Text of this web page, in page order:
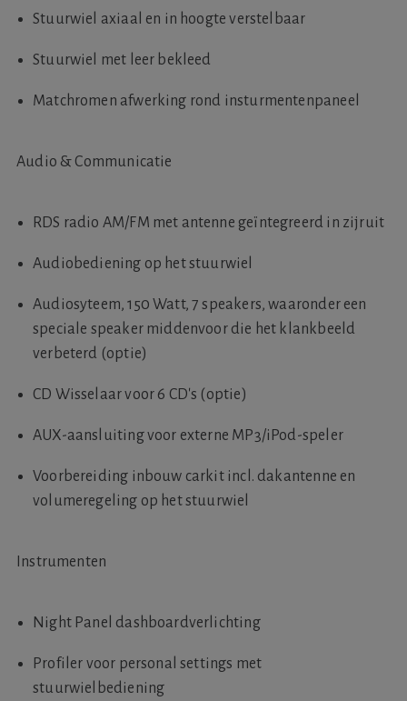
Stuurwiel axiaal en in hoogte verstelbaar
Stuurwiel met leer bekleed
Matchromen afwerking rond insturmentenpaneel
Audio & Communicatie
RDS radio AM/FM met antenne geïntegreerd in zijruit
Audiobediening op het stuurwiel
Audiosyteem, 150 Watt, 7 speakers, waaronder een
speciale speaker middenvoor die het klankbeeld
verbeterd (optie)
CD Wisselaar voor 6 CD's (optie)
AUX-aansluiting voor externe MP3/iPod-speler
Voorbereiding inbouw carkit incl. dakantenne en
volumeregeling op het stuurwiel
Instrumenten
Night Panel dashboardverlichting
Profiler voor personal settings met
stuurwielbediening